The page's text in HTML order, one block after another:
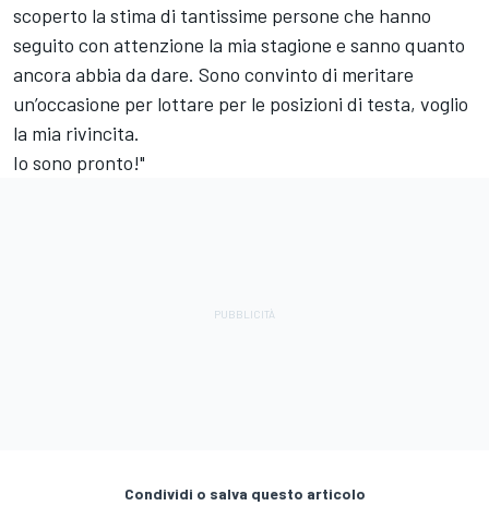
scoperto la stima di tantissime persone che hanno
seguito con attenzione la mia stagione e sanno quanto
ancora abbia da dare. Sono convinto di meritare
un’occasione per lottare per le posizioni di testa, voglio
la mia rivincita.
Io sono pronto!"
Condividi o salva questo articolo